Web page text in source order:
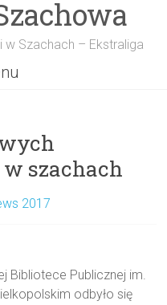
Szachach – Ekstraliga
szachach
2017
Bibliotece Publicznej im.
odbyło się